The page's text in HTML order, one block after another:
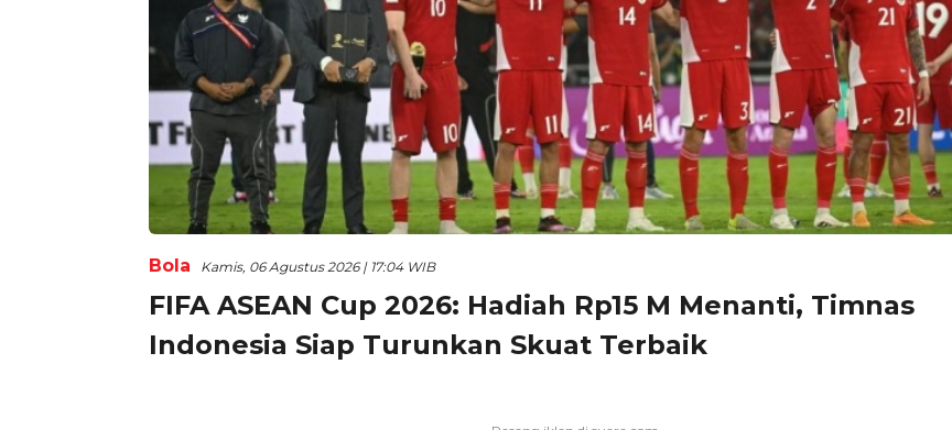
Bola Kamis, 06 Agustus 2026 | 17:04 WIB
FIFA ASEAN Cup 2026: Hadiah Rp15 M Menanti, Timnas
Indonesia Siap Turunkan Skuat Terbaik